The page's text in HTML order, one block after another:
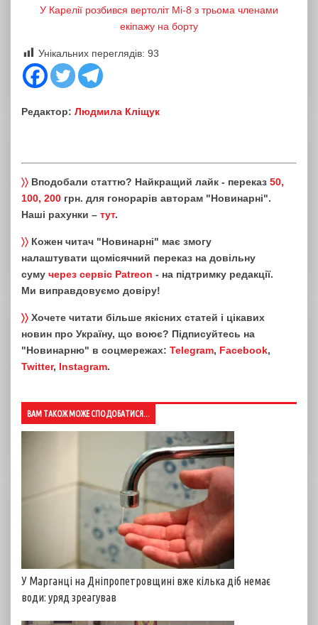
У Карелії розбився вертоліт Мі-8 з трьома членами
екіпажу на борту
Унікальних переглядів: 93
Редактор: Людмила Кліщук
〉〉 Вподобали статтю? Найкращий лайк - переказ 50,
100, 200 грн. для гонорарів авторам "Новинарні".
Наші рахунки – тут.
〉〉 Кожен читач "Новинарні" має змогу
налаштувати щомісячний переказ на довільну
суму через сервіс Patreon - на підтримку редакції.
Ми виправдовуємо довіру!
〉〉 Хочете читати більше якісних статей і цікавих
новин про Україну, що воює? Підписуйтесь на
"Новинарню" в соцмережах: Telegram, Facebook,
Twitter, Instagram.
ВАМ ТАКОЖ МОЖЕ СПОДОБАТИСЯ...
У Марганці на Дніпропетровщині вже кілька діб немає
води: уряд зреагував